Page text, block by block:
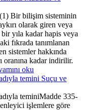
Bir bilişim sisteminin
olarak giren veya
yıla kadar hapis veya
fıkrada tanımlanan
sistemler hakkında
oranına kadar indirilir.
oku
temini Suçu ve
teminiMadde 335-
işlemlere göre